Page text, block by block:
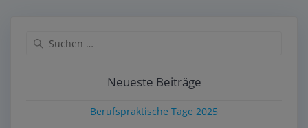
Neueste Beiträge
Berufspraktische Tage 2025